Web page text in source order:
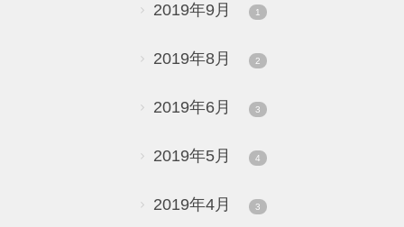
2019年9月 1
2019年8月 2
2019年6月 3
2019年5月 4
2019年4月 3